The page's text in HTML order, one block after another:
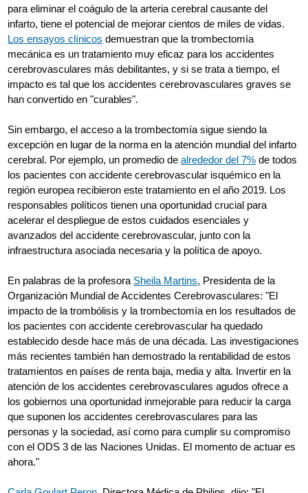
para eliminar el coágulo de la arteria cerebral causante del
infarto, tiene el potencial de mejorar cientos de miles de vidas.
Los ensayos clínicos demuestran que la trombectomía
mecánica es un tratamiento muy eficaz para los accidentes
cerebrovasculares más debilitantes, y si se trata a tiempo, el
impacto es tal que los accidentes cerebrovasculares graves se
han convertido en "curables".
Sin embargo, el acceso a la trombectomía sigue siendo la
excepción en lugar de la norma en la atención mundial del infarto
cerebral. Por ejemplo, un promedio dealrededor del 7% de todos
los pacientes con accidente cerebrovascular isquémico en la
región europea recibieron este tratamiento en el año 2019. Los
responsables políticos tienen una oportunidad crucial para
acelerar el despliegue de estos cuidados esenciales y
avanzados del accidente cerebrovascular, junto con la
infraestructura asociada necesaria y la política de apoyo.
En palabras de la profesora Sheila Martins, Presidenta de la
Organización Mundial de Accidentes Cerebrovasculares: "El
impacto de la trombólisis y la trombectomía en los resultados de
los pacientes con accidente cerebrovascular ha quedado
establecido desde hace más de una década. Las investigaciones
más recientes también han demostrado la rentabilidad de estos
tratamientos en países de renta baja, media y alta. Invertir en la
atención de los accidentes cerebrovasculares agudos ofrece a
los gobiernos una oportunidad inmejorable para reducir la carga
que suponen los accidentes cerebrovasculares para las
personas y la sociedad, así como para cumplir su compromiso
con el ODS 3 de las Naciones Unidas. El momento de actuar es
ahora."